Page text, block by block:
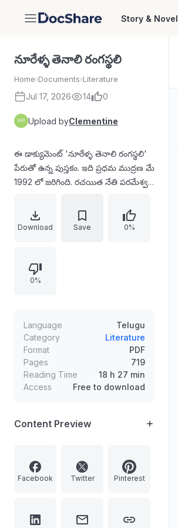
DocShare Story & Novel
నూరేళ్ళ తెనాలి రంగస్థలి
Home›Documents›Literature
Jul 17, 2026 14 0
Upload byClementine
ఈ డాక్యుమెంట్ 'నూరేళ్ళ తెనాలి రంగస్థలి'
పేరుతో ఉన్న పుస్తకం. ఇది ప్రధమ ముద్రణ మే
1992 లో జరిగింది. రచయిత నేతి పరమేశ్వర
వివరించబడిన సాహిత్యం.
Download Save 0%
0%
Language
Telugu
Category
Literature
Format
PDF
Pages
719
Reading Time
18 h 27 min
Access
Free to download
Content Preview
Facebook Twitter Pinterest